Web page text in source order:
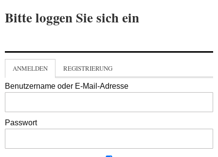
Bitte loggen Sie sich ein
ANMELDEN REGISTRIERUNG
Benutzername oder E-Mail-Adresse
Passwort